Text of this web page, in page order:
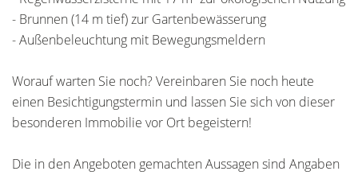
- Brunnen (14 m tief) zur Gartenbewässerung
- Außenbeleuchtung mit Bewegungsmeldern
Worauf warten Sie noch? Vereinbaren Sie noch heute
einen Besichtigungstermin und lassen Sie sich von dieser
besonderen Immobilie vor Ort begeistern!
Die in den Angeboten gemachten Aussagen sind Angaben